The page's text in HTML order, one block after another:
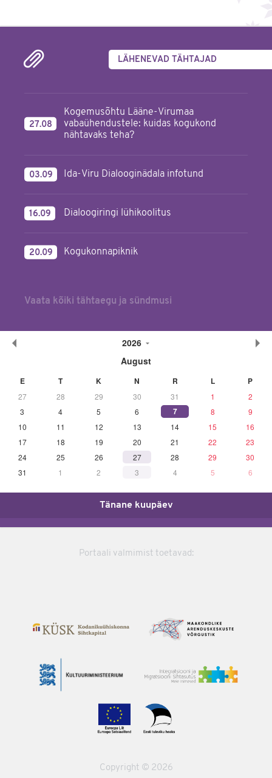
LÄHENEVAD TÄHTAJAD
27.08
Kogemusõhtu Lääne-Virumaa
vabaühendustele: kuidas kogukond
nähtavaks teha?
03.09 Ida-Viru Dialooginädala infotund
16.09 Dialoogiringi lühikoolitus
20.09 Kogukonnapiknik
Vaata kõiki tähtaegu ja sündmusi
2026
August
E T K N R L P
27 28 29 30 31 1
2
3
4 5 6 7 8
9
10
11 12 13 14 15
16
17
18 19 20 21 22
23
24
25 26 27 28 29
30
31
1 2 3 4 5 6
Tänane kuupäev
Portaali valmimist toetavad:
Copyright © 2026